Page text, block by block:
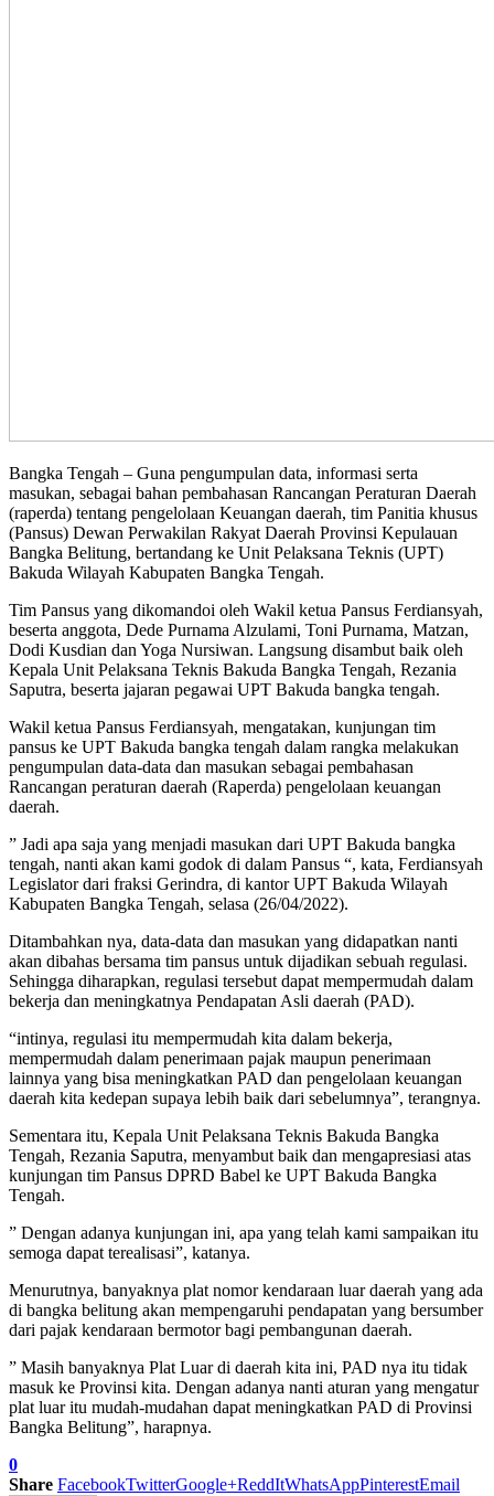
Bangka Tengah – Guna pengumpulan data, informasi serta
masukan, sebagai bahan pembahasan Rancangan Peraturan Daerah
(raperda) tentang pengelolaan Keuangan daerah, tim Panitia khusus
(Pansus) Dewan Perwakilan Rakyat Daerah Provinsi Kepulauan
Bangka Belitung, bertandang ke Unit Pelaksana Teknis (UPT)
Bakuda Wilayah Kabupaten Bangka Tengah.
Tim Pansus yang dikomandoi oleh Wakil ketua Pansus Ferdiansyah,
beserta anggota, Dede Purnama Alzulami, Toni Purnama, Matzan,
Dodi Kusdian dan Yoga Nursiwan. Langsung disambut baik oleh
Kepala Unit Pelaksana Teknis Bakuda Bangka Tengah, Rezania
Saputra, beserta jajaran pegawai UPT Bakuda bangka tengah.
Wakil ketua Pansus Ferdiansyah, mengatakan, kunjungan tim
pansus ke UPT Bakuda bangka tengah dalam rangka melakukan
pengumpulan data-data dan masukan sebagai pembahasan
Rancangan peraturan daerah (Raperda) pengelolaan keuangan
daerah.
” Jadi apa saja yang menjadi masukan dari UPT Bakuda bangka
tengah, nanti akan kami godok di dalam Pansus “, kata, Ferdiansyah
Legislator dari fraksi Gerindra, di kantor UPT Bakuda Wilayah
Kabupaten Bangka Tengah, selasa (26/04/2022).
Ditambahkan nya, data-data dan masukan yang didapatkan nanti
akan dibahas bersama tim pansus untuk dijadikan sebuah regulasi.
Sehingga diharapkan, regulasi tersebut dapat mempermudah dalam
bekerja dan meningkatnya Pendapatan Asli daerah (PAD).
“intinya, regulasi itu mempermudah kita dalam bekerja,
mempermudah dalam penerimaan pajak maupun penerimaan
lainnya yang bisa meningkatkan PAD dan pengelolaan keuangan
daerah kita kedepan supaya lebih baik dari sebelumnya”, terangnya.
Sementara itu, Kepala Unit Pelaksana Teknis Bakuda Bangka
Tengah, Rezania Saputra, menyambut baik dan mengapresiasi atas
kunjungan tim Pansus DPRD Babel ke UPT Bakuda Bangka
Tengah.
” Dengan adanya kunjungan ini, apa yang telah kami sampaikan itu
semoga dapat terealisasi”, katanya.
Menurutnya, banyaknya plat nomor kendaraan luar daerah yang ada
di bangka belitung akan mempengaruhi pendapatan yang bersumber
dari pajak kendaraan bermotor bagi pembangunan daerah.
” Masih banyaknya Plat Luar di daerah kita ini, PAD nya itu tidak
masuk ke Provinsi kita. Dengan adanya nanti aturan yang mengatur
plat luar itu mudah-mudahan dapat meningkatkan PAD di Provinsi
Bangka Belitung”, harapnya.
0
Share FacebookTwitterGoogle+ReddItWhatsAppPinterestEmail